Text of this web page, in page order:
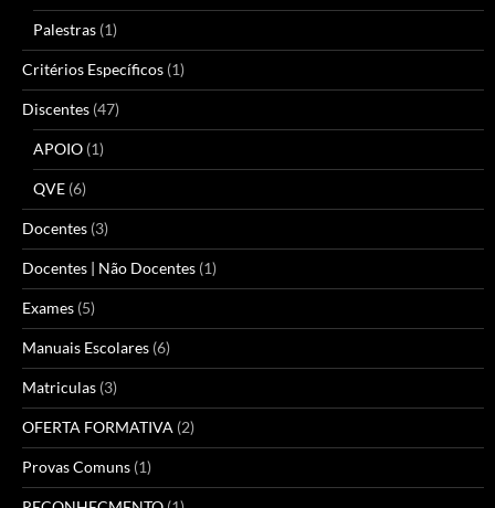
Palestras (1)
Critérios Específicos (1)
Discentes (47)
APOIO (1)
QVE (6)
Docentes (3)
Docentes | Não Docentes (1)
Exames (5)
Manuais Escolares (6)
Matriculas (3)
OFERTA FORMATIVA (2)
Provas Comuns (1)